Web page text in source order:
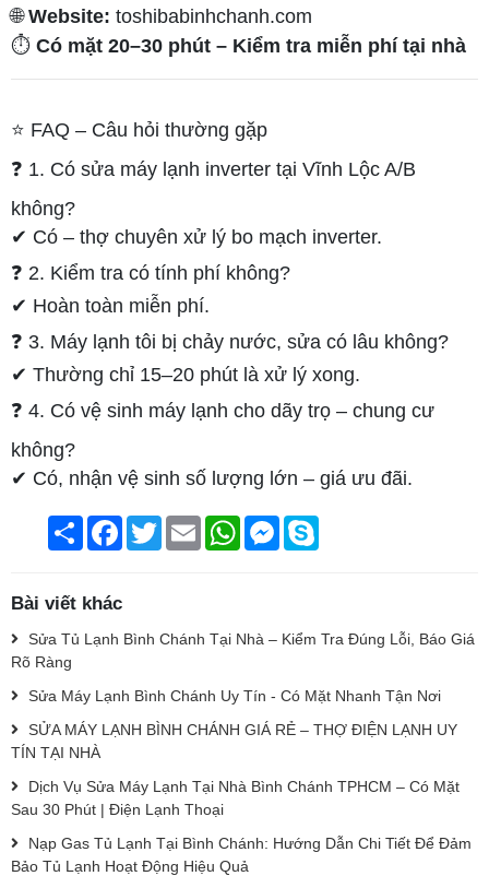
🌐Website: toshibabinhchanh.com
⏱ Có mặt 20–30 phút – Kiểm tra miễn phí tại nhà
⭐ FAQ – Câu hỏi thường gặp
❓ 1. Có sửa máy lạnh inverter tại Vĩnh Lộc A/B
không?
✔ Có – thợ chuyên xử lý bo mạch inverter.
❓ 2. Kiểm tra có tính phí không?
✔ Hoàn toàn miễn phí.
❓ 3. Máy lạnh tôi bị chảy nước, sửa có lâu không?
✔ Thường chỉ 15–20 phút là xử lý xong.
❓ 4. Có vệ sinh máy lạnh cho dãy trọ – chung cư
không?
✔ Có, nhận vệ sinh số lượng lớn – giá ưu đãi.
Chia
sẻ
Facebook
TwitterEmail WhatsAppMessenger
Bài viết khác
Sửa Tủ Lạnh Bình Chánh Tại Nhà – Kiểm Tra Đúng Lỗi, Báo Giá
Rõ Ràng
Sửa Máy Lạnh Bình Chánh Uy Tín - Có Mặt Nhanh Tận Nơi
SỬA MÁY LẠNH BÌNH CHÁNH GIÁ RẺ – THỢ ĐIỆN LẠNH UY
TÍN TẠI NHÀ
Dịch Vụ Sửa Máy Lạnh Tại Nhà Bình Chánh TPHCM – Có Mặt
Sau 30 Phút | Điện Lạnh Thoại
Nạp Gas Tủ Lạnh Tại Bình Chánh: Hướng Dẫn Chi Tiết Để Đảm
Bảo Tủ Lạnh Hoạt Động Hiệu Quả